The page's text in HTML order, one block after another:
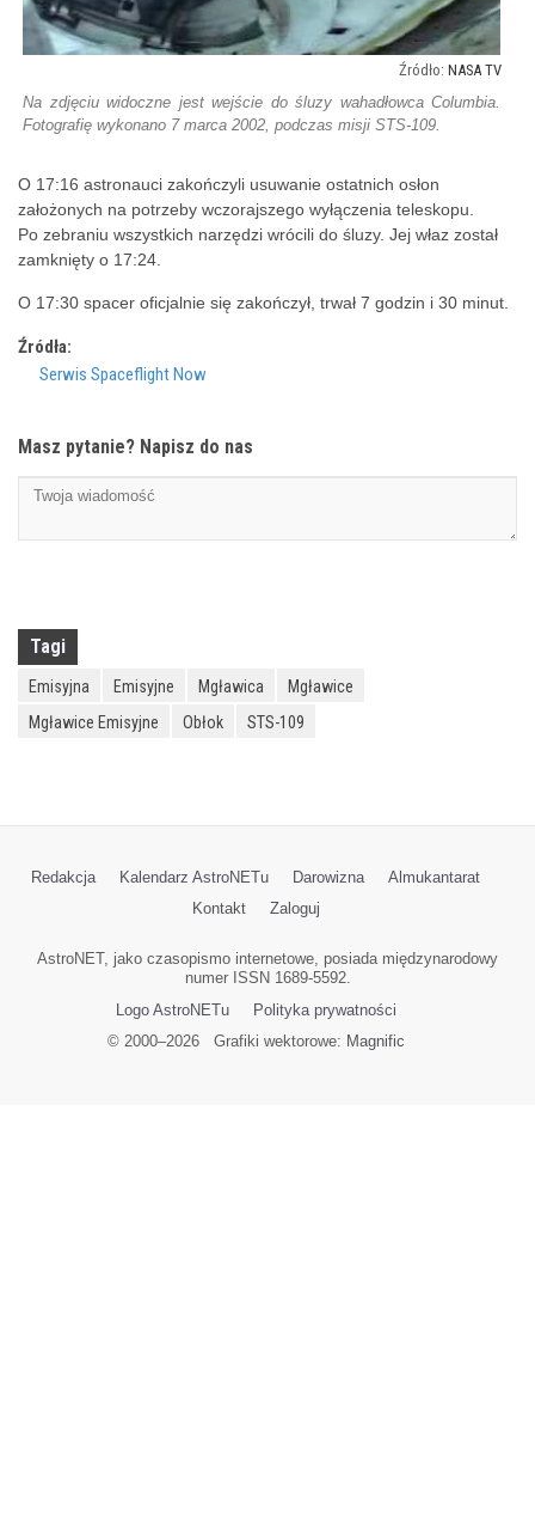
NASA TV
Na zdjęciu widoczne jest wejście do śluzy wahadłowca Columbia.
Fotografię wykonano 7 marca 2002, podczas misji STS-109.
O 17:16 astronauci zakończyli usuwanie ostatnich osłon
założonych na potrzeby wczorajszego wyłączenia teleskopu.
Po zebraniu wszystkich narzędzi wrócili do śluzy. Jej właz został
zamknięty o 17:24.
O 17:30 spacer oficjalnie się zakończył, trwał 7 godzin i 30 minut.
Źródła:
Serwis Spaceflight Now
Masz pytanie? Napisz do nas
Tagi
Emisyjna Emisyjne Mgławica
Mgławice
Mgławice Emisyjne
Obłok STS-109
Redakcja Kalendarz AstroNETu Darowizna
Almukantarat
Kontakt
Zaloguj
AstroNET, jako czasopismo internetowe, posiada międzynarodowy
numer ISSN 1689-5592.
Logo AstroNETu
Polityka prywatności
© 2000–2026Grafiki wektorowe: Magnific